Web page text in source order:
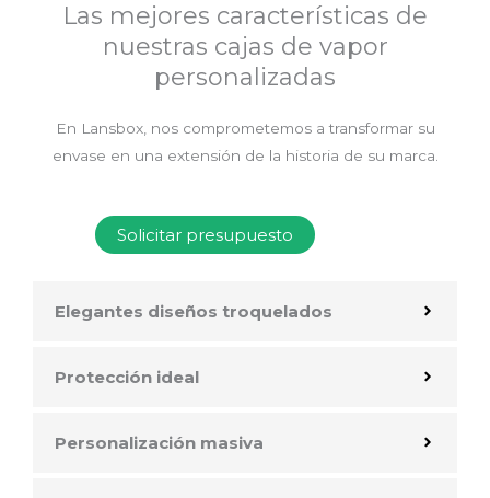
Las mejores características de
nuestras cajas de vapor
personalizadas
En Lansbox, nos comprometemos a transformar su
envase en una extensión de la historia de su marca.
Solicitar presupuesto
Elegantes diseños troquelados
Protección ideal
Personalización masiva